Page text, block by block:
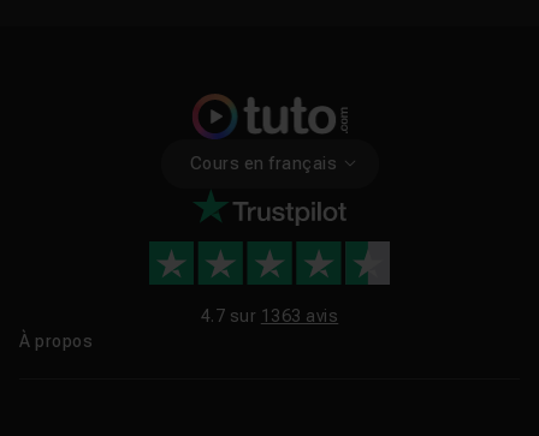
Cours en français
4.7 sur 1363 avis
À propos